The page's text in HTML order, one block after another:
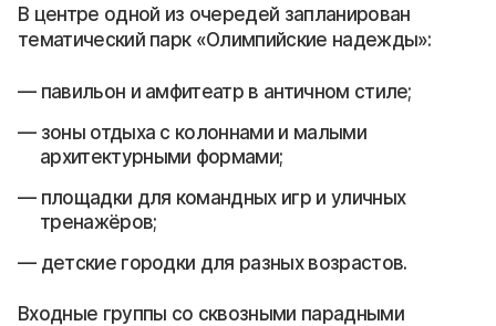
В центре одной из очередей запланирован
тематический парк «Олимпийские надежды»:
павильон и амфитеатр в античном стиле;
зоны отдыха с колоннами и малыми
архитектурными формами;
площадки для командных игр и уличных
тренажёров;
детские городки для разных возрастов.
Входные группы со сквозными парадными